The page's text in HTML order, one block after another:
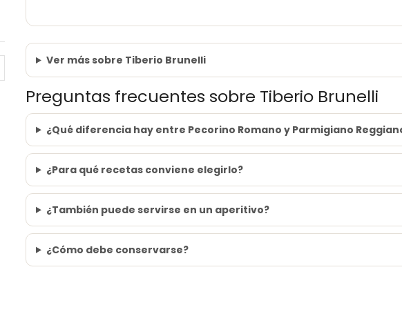
Ver más sobre Tiberio Brunelli
Preguntas frecuentes sobre Tiberio Brunelli
¿Qué diferencia hay entre Pecorino Romano y Parmigiano
¿Para qué recetas conviene elegirlo?
¿También puede servirse en un aperitivo?
¿Cómo debe conservarse?